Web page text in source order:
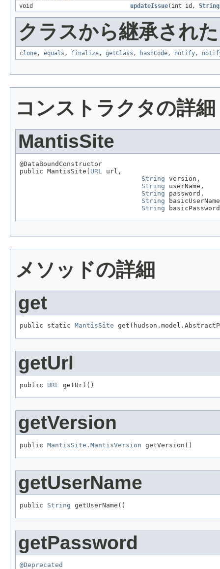
void
updateIssue(int id, String
クラスから継承され
clone, equals , finalize, getClass , hashCode, notify,
コンストラクタの詳細
MantisSite
@DataBoundConstructor
public MantisSite( URL
url,
String version,
String userName,
String password,
String
String
メソッドの詳細
get
public static MantisSite
getUrl
public URL getUrl()
getVersion
public MantisSite.MantisVersion getVersion()
getUserName
public String getUserName()
getPassword
@Deprecated